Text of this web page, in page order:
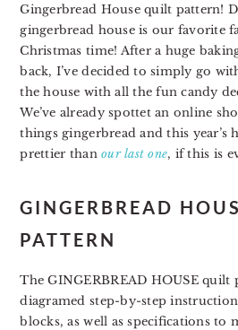
Gingerbread House quilt pattern!
gingerbread house is our favorite
Christmas time! After a huge
back, I’ve decided to simply go
the house with all the fun candy
We’ve already spottet an online
things gingerbread and this year’s
prettier thanour last one, if this is
GINGERBREAD
PATTERN
The GINGERBREAD HOUSE quilt
diagramed step-by-step
blocks, as well as specifications to